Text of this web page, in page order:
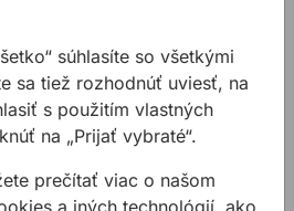
bočný nôž
1000V
súhlasíte so všetkými
sa tiež rozhodnúť uviesť, na
s použitím vlastných
na „Prijať vybraté“.
prečítať viac o našom